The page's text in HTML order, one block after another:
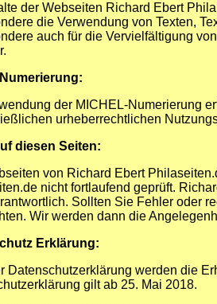
der Webseiten Richard Ebert
die Verwendung von Texten,
auch für die Vervielfältigung
der MICHEL-Numerierung
urheberrechtlichen
diesen Seiten:
von Richard Ebert
nicht fortlaufend geprüft.
Sollten Sie Fehler oder
Wir werden dann die
Erklärung:
Datenschutzerklärung werden die
gilt ab 25. Mai 2018.